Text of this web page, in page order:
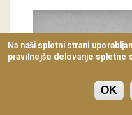
Predavanja
Delavnice
Vodeni ogledi
Na naši spletni strani
pravilnejše delovanje spletne
OK